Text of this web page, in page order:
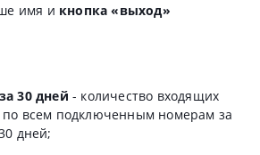
имя и кнопка «выход»
30 дней - количество входящих
всем подключенным номерам за
дней;